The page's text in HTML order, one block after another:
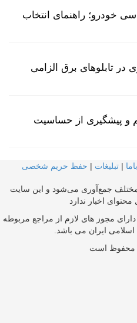
خودرو؛ راهنمای انتخاب
در تابلوهای برق الزامی
و پیشگیری از حساسیت
| تبلیغات | حفظ حریم شخصی
مختلف جمع‌آوری می‌شود و این سایت
اخبار ندارد
مجوز های لازم از مراجع مربوطه
اسلامی ایران می باشد.
محفوظ است